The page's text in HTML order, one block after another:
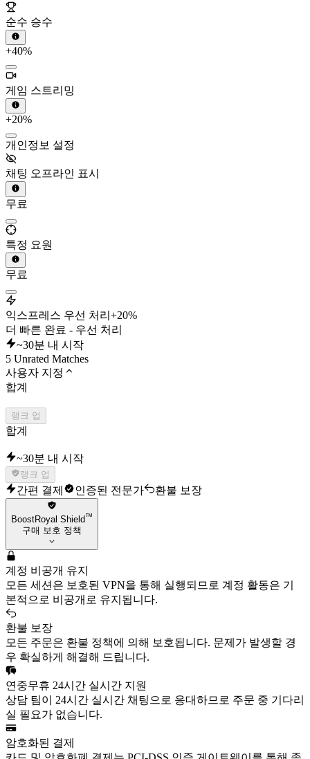
순수 승수
+40%
게임 스트리밍
+20%
개인정보 설정
채팅 오프라인 표시
무료
특정 요원
무료
익스프레스 우선 처리 +20%
더 빠른 완료 - 우선 처리
~30분 내 시작
5 Unrated Matches
사용자 지정
합계
랭크 업
합계
~30분 내 시작
랭크 업
간편 결제 인증된 전문가 환불 보장
BoostRoyal Shield™
구매 보호 정책
계정 비공개 유지
모든 세션은 보호된 VPN을 통해 실행되므로 계정 활동은 기
본적으로 비공개로 유지됩니다.
환불 보장
모든 주문은 환불 정책에 의해 보호됩니다. 문제가 발생할 경
우 확실하게 해결해 드립니다.
연중무휴 24시간 실시간 지원
상담 팀이 24시간 실시간 채팅으로 응대하므로 주문 중 기다리
실 필요가 없습니다.
암호화된 결제